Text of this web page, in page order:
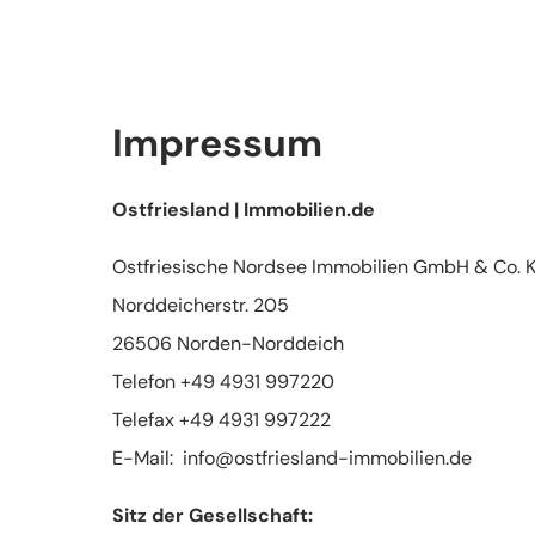
Impressum
Ostfriesland | Immobilien.de
Ostfriesische Nordsee Immobilien GmbH & Co.
Norddeicherstr. 205
26506 Norden-Norddeich
Telefon +49 4931 997220
Telefax +49 4931 997222
E-Mail: info@ostfriesland-immobilien.de
Sitz der Gesellschaft: